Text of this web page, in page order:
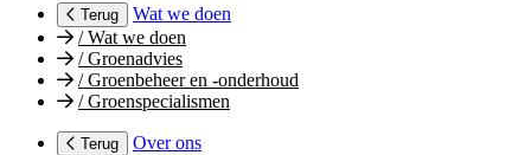
Terug
Wat we doen
/Wat we doen
/Groenadvies
/Groenbeheer en -onderhoud
/Groenspecialismen
Terug
Over ons